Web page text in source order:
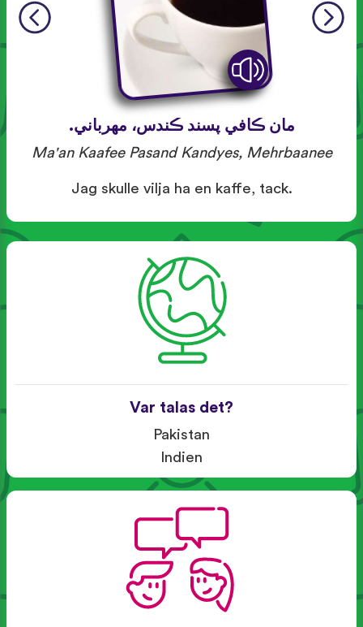
مان ڪافي پسند ڪندس، مهرباني.
Ma'an Kaafee Pasand Kandyes, Mehrbaanee
Jag skulle vilja ha en kaffe, tack.
Var talas det?
Pakistan
Indien